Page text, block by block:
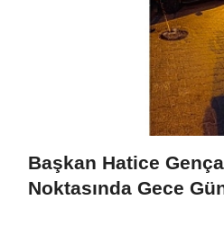
Başkan Hatice
Noktasında Gece